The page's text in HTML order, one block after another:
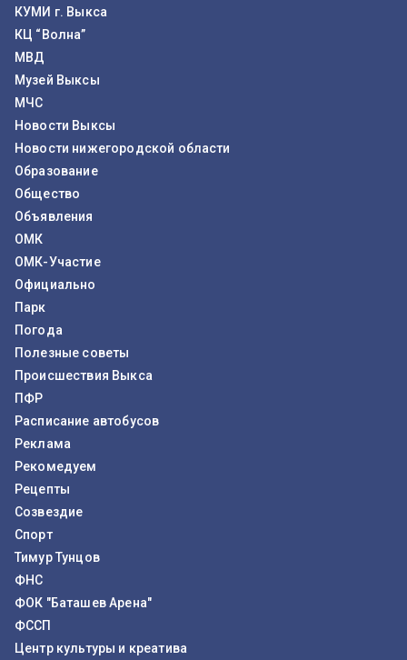
КУМИ г. Выкса
КЦ “Волна”
МВД
Музей Выксы
МЧС
Новости Выксы
Новости нижегородской области
Образование
Общество
Объявления
ОМК
ОМК-Участие
Официально
Парк
Погода
Полезные советы
Происшествия Выкса
ПФР
Расписание автобусов
Реклама
Рекомедуем
Рецепты
Созвездие
Спорт
Тимур Тунцов
ФНС
ФОК "Баташев Арена"
ФССП
Центр культуры и креатива